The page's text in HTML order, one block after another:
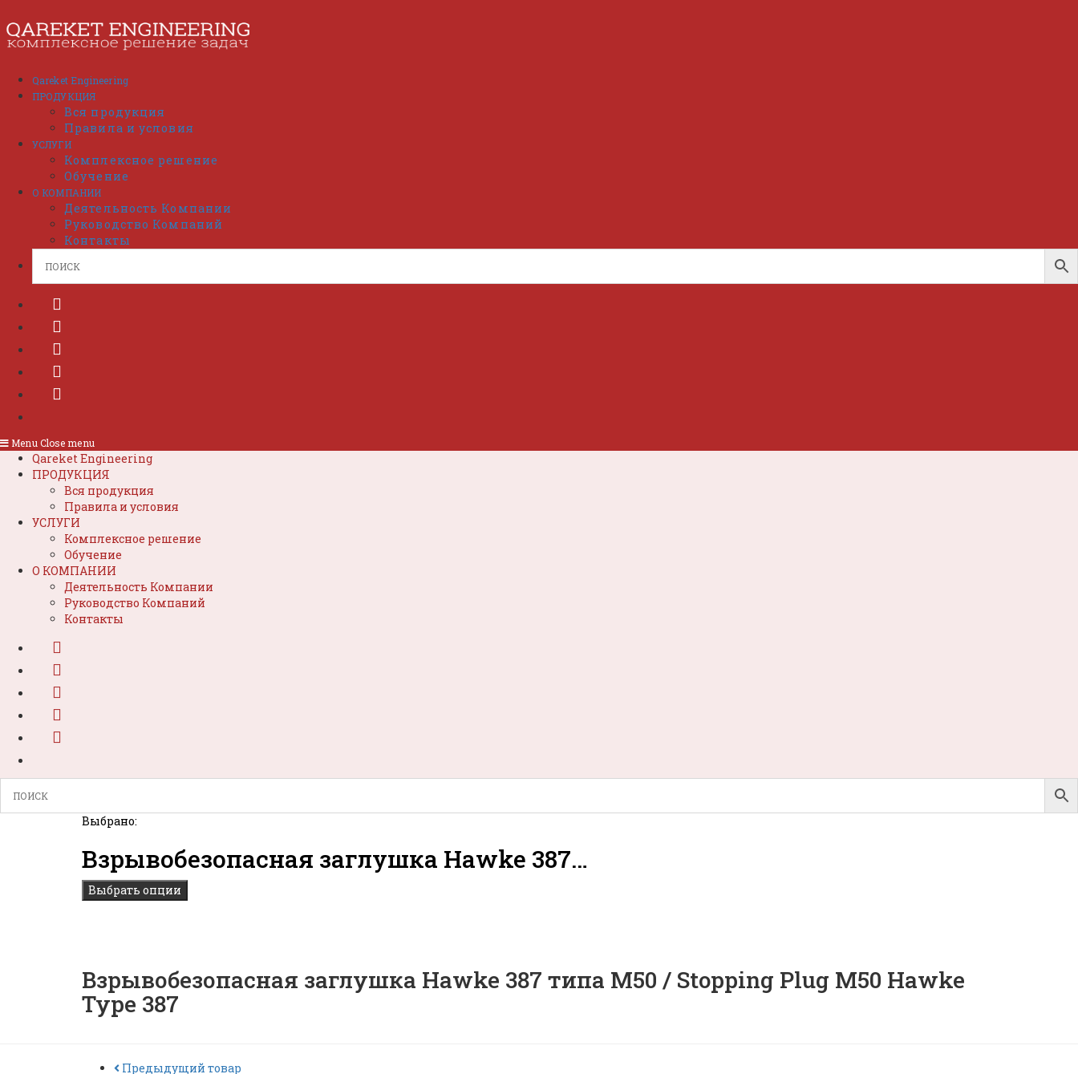
содержимому
Qareket Engineering
ПРОДУКЦИЯ
Вся продукция
Правила и условия
УСЛУГИ
Комплексное решение
Обучение
О КОМПАНИИ
Деятельность Компании
Руководство Компаний
Контакты
Menu Close menu
Qareket Engineering
ПРОДУКЦИЯ
Вся продукция
Правила и условия
УСЛУГИ
Комплексное решение
Обучение
О КОМПАНИИ
Деятельность Компании
Руководство Компаний
Контакты
Выбрано:
Взрывобезопасная заглушка Hawke 387…
Выбрать опции
Взрывобезопасная заглушка Hawke 387 типа M50 / Stopping Plug M50 Hawke
Type 387
Предыдущий товар